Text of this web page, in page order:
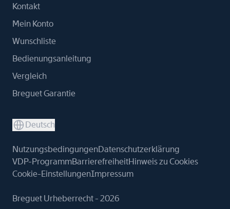
Kontakt
Mein Konto
Wunschliste
Bedienungsanleitung
Vergleich
Breguet Garantie
Deutsch
NutzungsbedingungenDatenschutzerklärung
VDP-ProgrammBarrierefreiheitHinweis zu Cookies
Cookie-EinstellungenImpressum
Breguet Urheberrecht - 2026